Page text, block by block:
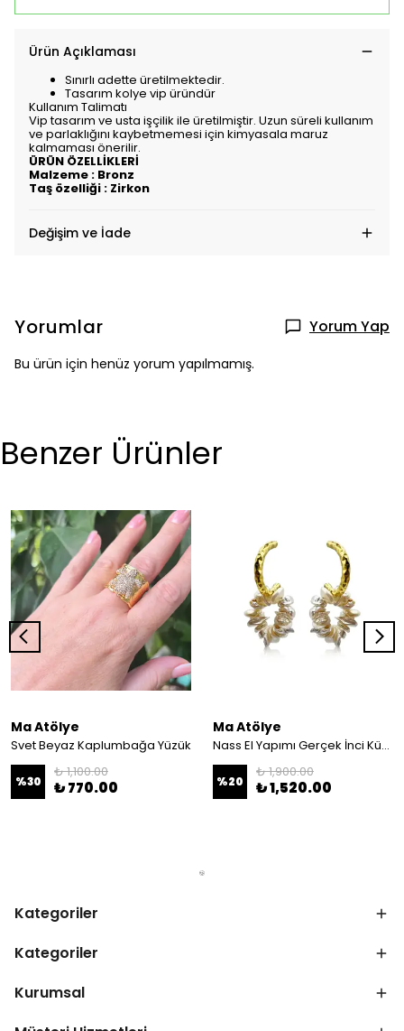
Ürün Açıklaması
Sınırlı adette üretilmektedir.
Tasarım kolye vip üründür
Kullanım Talimatı
Vip tasarım ve usta işçilik ile üretilmiştir. Uzun süreli kullanım
ve parlaklığını kaybetmemesi için kimyasala maruz
kalmaması önerilir.
ÜRÜN ÖZELLİKLERİ
Malzeme : Bronz
Taş özelliği : Zirkon
Değişim ve İade
Yorumlar Yorum Yap
Bu ürün için henüz yorum yapılmamış.
Benzer Ürünler
Ma Atölye
Svet Beyaz Kaplumbağa Yüzük
%30
₺ 1,100.00
₺ 770.00
Ma Atölye
Nass El Yapımı Gerçek İnci Küpe
%20
₺ 1,900.00
₺ 1,520.00
Kategoriler
Kategoriler
Kurumsal